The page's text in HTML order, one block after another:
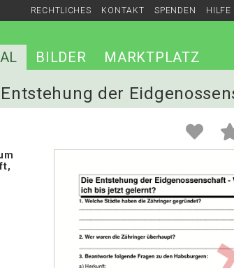
RECHTLICHES KONTAKT SPENDEN HILFE
BILDER MARKTPLATZ
der